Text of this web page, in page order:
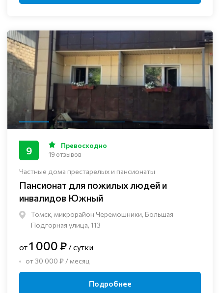
Частные дома престарелых и пансионаты
Пансионат для пожилых людей и
инвалидов Южный
Томск, микрорайон Черемошники, Большая
Подгорная улица, 113
9 Превосходно
19 отзывов
от1 000 ₽ / сутки
от 30 000 ₽ / месяц
Подробнее